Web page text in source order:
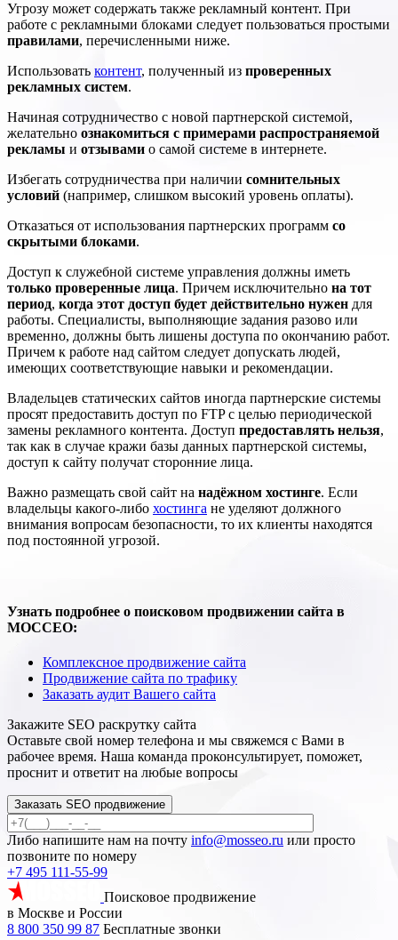
Угрозу может содержать также рекламный контент. При
работе с рекламными блоками следует пользоваться простыми
правилами, перечисленными ниже.
Использовать контент, полученный из проверенных
рекламных систем.
Начиная сотрудничество с новой партнерской системой,
желательно ознакомиться с примерами распространяемой
рекламы и отзывами о самой системе в интернете.
Избегать сотрудничества при наличии сомнительных
условий (например, слишком высокий уровень оплаты).
Отказаться от использования партнерских программ со
скрытыми блоками.
Доступ к служебной системе управления должны иметь
только проверенные лица. Причем исключительно на тот
период, когда этот доступ будет действительно нужен для
работы. Специалисты, выполняющие задания разово или
временно, должны быть лишены доступа по окончанию работ.
Причем к работе над сайтом следует допускать людей,
имеющих соответствующие навыки и рекомендации.
Владельцев статических сайтов иногда партнерские системы
просят предоставить доступ по FTP с целью периодической
замены рекламного контента. Доступ предоставлять нельзя,
так как в случае кражи базы данных партнерской системы,
доступ к сайту получат сторонние лица.
Важно размещать свой сайт на надёжном хостинге. Если
владельцы какого-либо хостинга не уделяют должного
внимания вопросам безопасности, то их клиенты находятся
под постоянной угрозой.
Узнать подробнее о поисковом продвижении сайта в
МОССЕО:
Комплексное продвижение сайта
Продвижение сайта по трафику
Заказать аудит Вашего сайта
Закажите SEO раскрутку сайта
Оставьте свой номер телефона и мы свяжемся с Вами в
рабочее время. Наша команда проконсультирует, поможет,
проснит и ответит на любые вопросы
Заказать SEO продвижение
Либо напишите нам на почту info@mosseo.ru или просто
позвоните по номеру
+7 495 111-55-99
Поисковое продвижение
в Москве и России
8 800 350 99 87 Бесплатные звонки